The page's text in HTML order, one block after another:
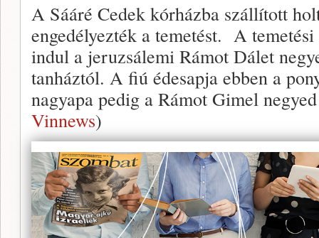
A Sááré Cedek kórházba szállított
engedélyezték a temetést. A
indul a jeruzsálemi Rámot Dálet
tanháztól. A fiú édesapja ebben a
nagyapa pedig a Rámot Gimel
Vinnews)